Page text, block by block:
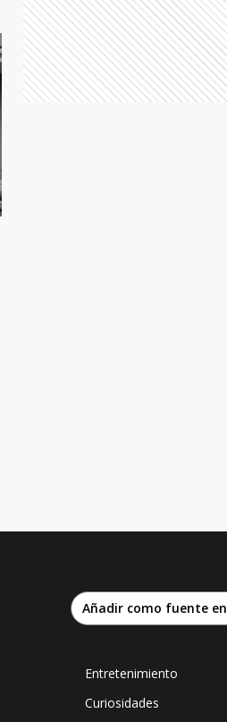
Añadir como fuente en
Entretenimiento
Curiosidades